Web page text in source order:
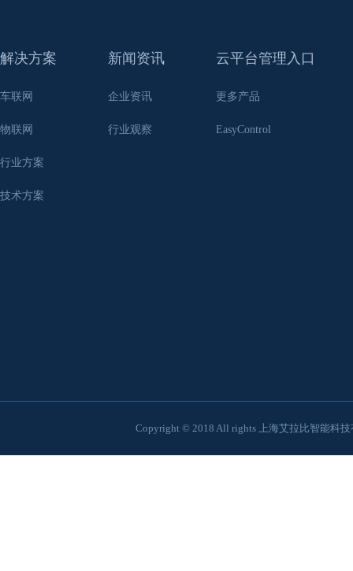
解决方案
车联网
物联网
行业方案
技术方案
新闻资讯
企业资讯
行业观察
云平台管理入口
更多产品
EasyControl
Copyright © 2018 All rights 上海艾拉比智能科